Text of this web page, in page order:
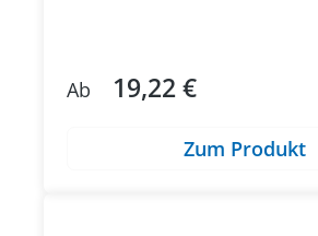
Regulärer Preis:
Ab 19,22 €
Zum Produkt